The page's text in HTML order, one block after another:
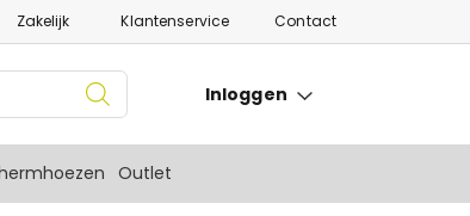
Zakelijk Klantenservice Contact
Inloggen
Outlet